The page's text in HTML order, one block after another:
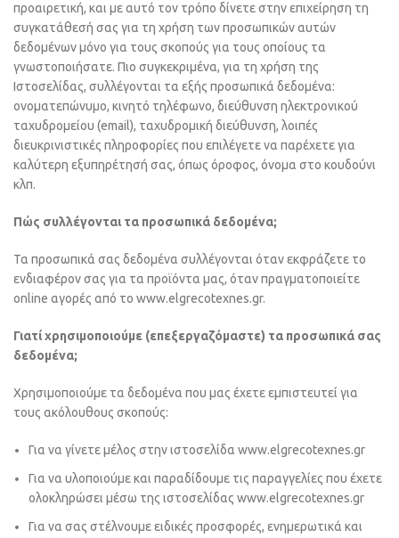
προαιρετική, και με αυτό τον τρόπο δίνετε στην επιχείρηση τη
συγκατάθεσή σας για τη χρήση των προσωπικών αυτών
δεδομένων μόνο για τους σκοπούς για τους οποίους τα
γνωστοποιήσατε. Πιο συγκεκριμένα, για τη χρήση της
Ιστοσελίδας, συλλέγονται τα εξής προσωπικά δεδομένα:
ονοματεπώνυμο, κινητό τηλέφωνο, διεύθυνση ηλεκτρονικού
ταχυδρομείου (email), ταχυδρομική διεύθυνση, λοιπές
διευκρινιστικές πληροφορίες που επιλέγετε να παρέχετε για
καλύτερη εξυπηρέτησή σας, όπως όροφος, όνομα στο κουδούνι
κλπ.
Πώς συλλέγονται τα προσωπικά δεδομένα;
Τα προσωπικά σας δεδομένα συλλέγονται όταν εκφράζετε το
ενδιαφέρον σας για τα προϊόντα μας, όταν πραγματοποιείτε
online αγορές από το www.elgrecotexnes.gr.
Γιατί χρησιμοποιούμε (επεξεργαζόμαστε) τα προσωπικά σας
δεδομένα;
Χρησιμοποιούμε τα δεδομένα που μας έχετε εμπιστευτεί για
τους ακόλουθους σκοπούς:
Για να γίνετε μέλος στην ιστοσελίδα www.elgrecotexnes.gr
Για να υλοποιούμε και παραδίδουμε τις παραγγελίες που έχετε
ολοκληρώσει μέσω της ιστοσελίδας www.elgrecotexnes.gr
Για να σας στέλνουμε ειδικές προσφορές, ενημερωτικά και